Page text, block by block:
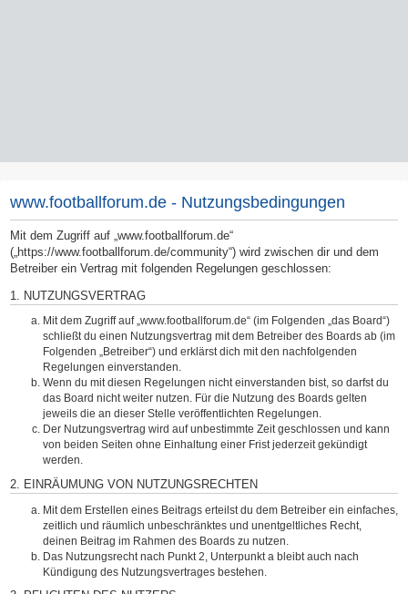
www.footballforum.de - Nutzungsbedingungen
Mit dem Zugriff auf „www.footballforum.de“
(„https://www.footballforum.de/community“) wird zwischen dir und dem
Betreiber ein Vertrag mit folgenden Regelungen geschlossen:
1. NUTZUNGSVERTRAG
Mit dem Zugriff auf „www.footballforum.de“ (im Folgenden „das Board“)
schließt du einen Nutzungsvertrag mit dem Betreiber des Boards ab (im
Folgenden „Betreiber“) und erklärst dich mit den nachfolgenden
Regelungen einverstanden.
Wenn du mit diesen Regelungen nicht einverstanden bist, so darfst du
das Board nicht weiter nutzen. Für die Nutzung des Boards gelten
jeweils die an dieser Stelle veröffentlichten Regelungen.
Der Nutzungsvertrag wird auf unbestimmte Zeit geschlossen und kann
von beiden Seiten ohne Einhaltung einer Frist jederzeit gekündigt
werden.
2. EINRÄUMUNG VON NUTZUNGSRECHTEN
Mit dem Erstellen eines Beitrags erteilst du dem Betreiber ein einfaches,
zeitlich und räumlich unbeschränktes und unentgeltliches Recht,
deinen Beitrag im Rahmen des Boards zu nutzen.
Das Nutzungsrecht nach Punkt 2, Unterpunkt a bleibt auch nach
Kündigung des Nutzungsvertrages bestehen.